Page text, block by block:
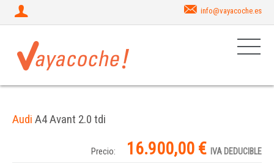
info@vayacoche.es
Audi A4 Avant 2.0 tdi
Precio: 16.900,00 € IVA DEDUCIBLE